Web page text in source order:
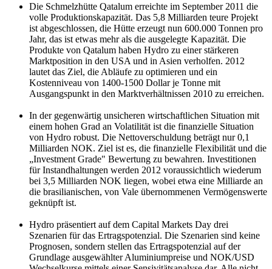
Die Schmelzhütte Qatalum erreichte im September 2011 die
volle Produktionskapazität. Das 5,8 Milliarden teure Projekt
ist abgeschlossen, die Hütte erzeugt nun 600.000 Tonnen pro
Jahr, das ist etwas mehr als die ausgelegte Kapazität. Die
Produkte von Qatalum haben Hydro zu einer stärkeren
Marktposition in den USA und in Asien verholfen. 2012
lautet das Ziel, die Abläufe zu optimieren und ein
Kostenniveau von 1400-1500 Dollar je Tonne mit
Ausgangspunkt in den Marktverhältnissen 2010 zu erreichen.
In der gegenwärtig unsicheren wirtschaftlichen Situation mit
einem hohen Grad an Volatilität ist die finanzielle Situation
von Hydro robust. Die Nettoverschuldung beträgt nur 0,1
Milliarden NOK. Ziel ist es, die finanzielle Flexibilität und die
„Investment Grade" Bewertung zu bewahren. Investitionen
für Instandhaltungen werden 2012 voraussichtlich wiederum
bei 3,5 Milliarden NOK liegen, wobei etwa eine Milliarde an
die brasilianischen, von Vale übernommenen Vermögenswerte
geknüpft ist.
Hydro präsentiert auf dem Capital Markets Day drei
Szenarien für das Ertragspotenzial. Die Szenarien sind keine
Prognosen, sondern stellen das Ertragspotenzial auf der
Grundlage ausgewählter Aluminiumpreise und NOK/USD